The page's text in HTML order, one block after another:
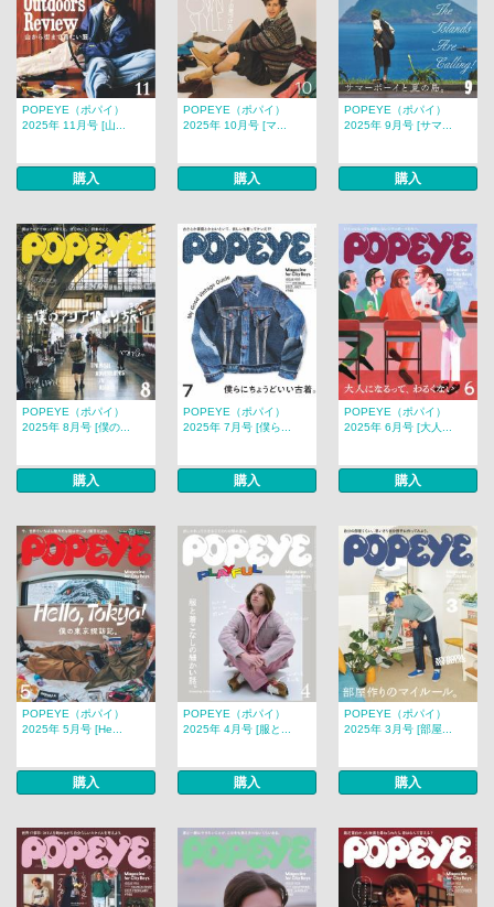
POPEYE（ポパイ）
2025年 11月号 [山...
購入
POPEYE（ポパイ）
2025年 10月号 [マ...
購入
POPEYE（ポパイ）
2025年 9月号 [サマ...
購入
POPEYE（ポパイ）
2025年 8月号 [僕の...
購入
POPEYE（ポパイ）
2025年 7月号 [僕ら...
購入
POPEYE（ポパイ）
2025年 6月号 [大人...
購入
POPEYE（ポパイ）
2025年 5月号 [He...
購入
POPEYE（ポパイ）
2025年 4月号 [服と...
購入
POPEYE（ポパイ）
2025年 3月号 [部屋...
購入